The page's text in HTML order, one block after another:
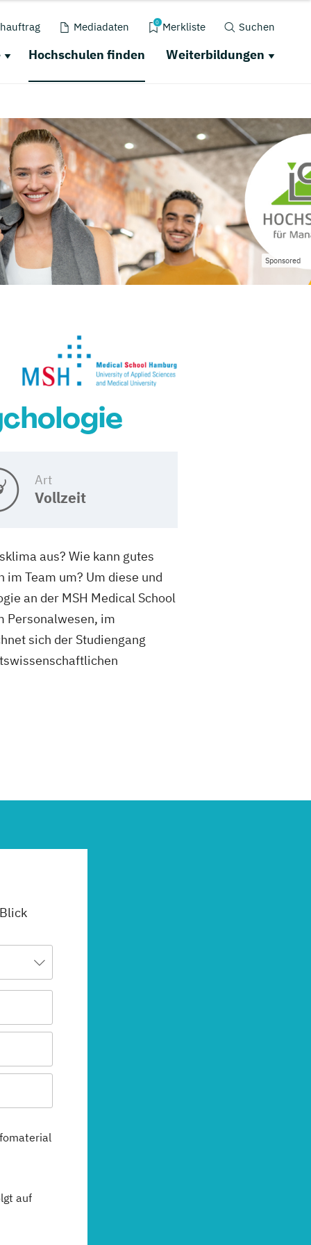
Mediadaten 0 Merkliste Suchen
Hochschulen finden Weiterbildungen
Sponsored
Art
Vollzeit
aus? Wie kann gutes
Team um? Um diese und
an der MSH Medical School
Personalwesen, im
sich der Studiengang
auf